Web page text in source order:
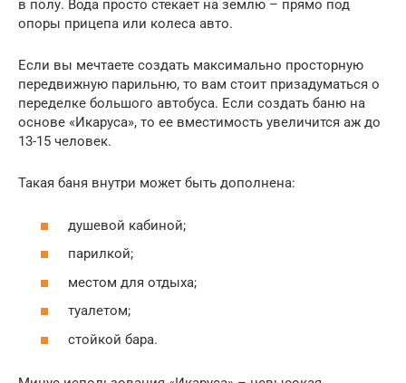
в полу. Вода просто стекает на землю – прямо под
опоры прицепа или колеса авто.
Если вы мечтаете создать максимально просторную
передвижную парильню, то вам стоит призадуматься о
переделке большого автобуса. Если создать баню на
основе «Икаруса», то ее вместимость увеличится аж до
13-15 человек.
Такая баня внутри может быть дополнена:
душевой кабиной;
парилкой;
местом для отдыха;
туалетом;
стойкой бара.